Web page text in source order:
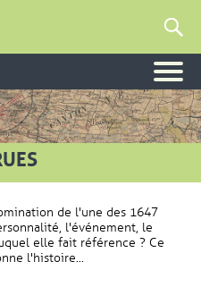
de l'une des 1647
l'événement, le
elle fait référence ? Ce
l'histoire...